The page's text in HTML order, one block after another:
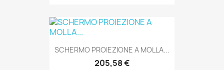
SCHERMO PROIEZIONE A MOLLA...
205,58 €